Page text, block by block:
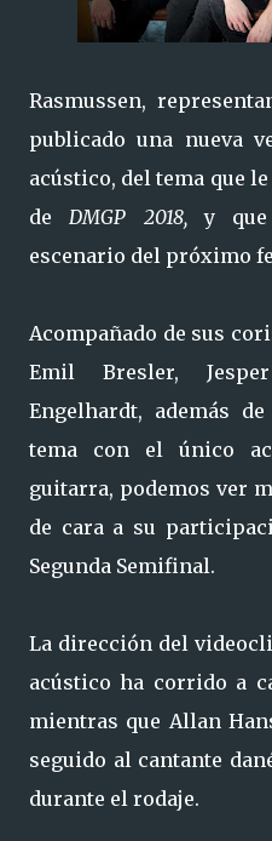
Rasmussen,
publicado una nueva
acústico, del tema que
deDMGP 2018,y
escenario del próximo
Acompañado de sus
Emil Bresler,
Engelhardt, además
tema con el único
guitarra, podemos ver
de cara a su
Segunda Semifinal.
La dirección del
acústico ha corrido a
mientras que Allan
seguido al cantante
durante el rodaje.